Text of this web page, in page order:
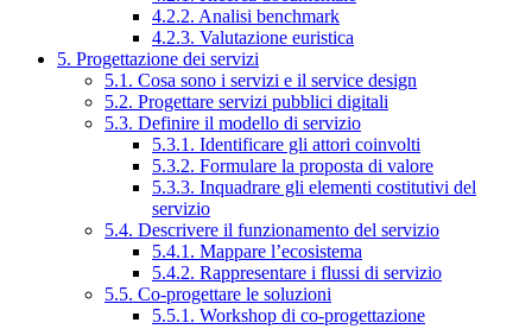
4.2.2. Analisi benchmark
4.2.3. Valutazione euristica
5. Progettazione dei servizi
5.1. Cosa sono i servizi e il service design
5.2. Progettare servizi pubblici digitali
5.3. Definire il modello di servizio
5.3.1. Identificare gli attori coinvolti
5.3.2. Formulare la proposta di valore
5.3.3. Inquadrare gli elementi costitutivi del
servizio
5.4. Descrivere il funzionamento del servizio
5.4.1. Mappare l’ecosistema
5.4.2. Rappresentare i flussi di servizio
5.5. Co-progettare le soluzioni
5.5.1. Workshop di co-progettazione